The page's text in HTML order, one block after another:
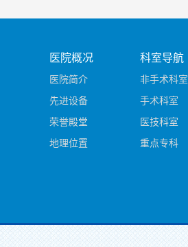
医院概况
医院简介
先进设备
荣誉殿堂
地理位置
科室导航
非手术科室
手术科室
医技科室
重点专科